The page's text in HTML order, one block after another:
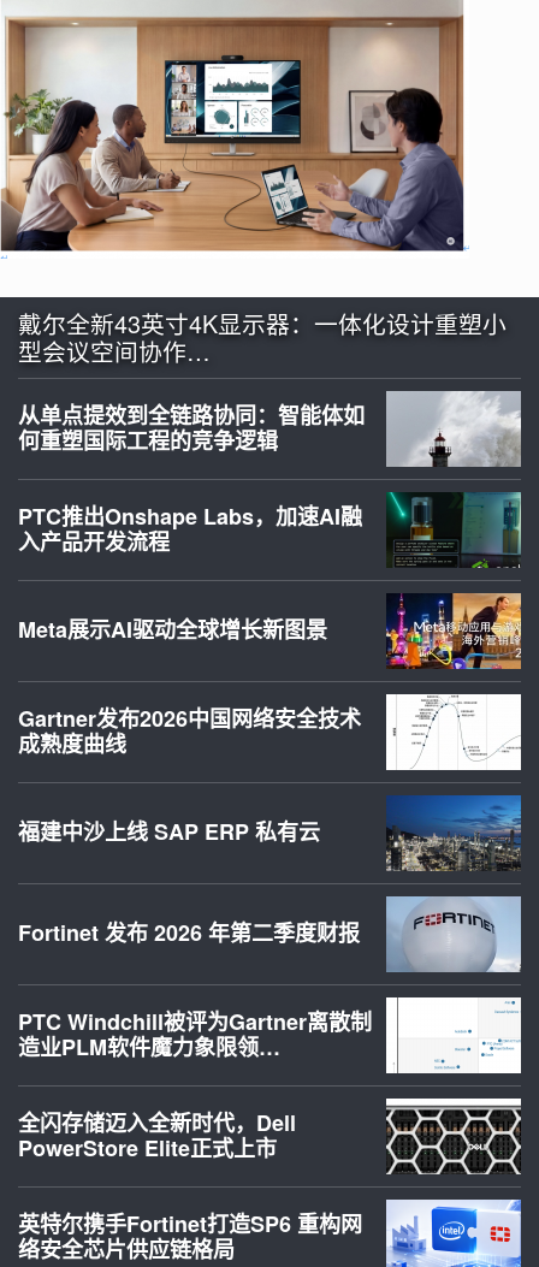
戴尔全新43英寸4K显示器：一体化设计重塑小
型会议空间协作…
从单点提效到全链路协同：智能体如
何重塑国际工程的竞争逻辑
PTC推出Onshape Labs，加速AI融
入产品开发流程
Meta展示AI驱动全球增长新图景
Gartner发布2026中国网络安全技术
成熟度曲线
福建中沙上线 SAP ERP 私有云
Fortinet 发布 2026 年第二季度财报
PTC Windchill被评为Gartner离散制
造业PLM软件魔力象限领…
全闪存储迈入全新时代，Dell
PowerStore Elite正式上市
英特尔携手Fortinet打造SP6 重构网
络安全芯片供应链格局